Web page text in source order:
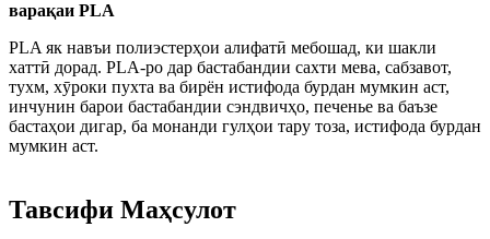
варақаи PLA
PLA як навъи полиэстерҳои алифатӣ мебошад, ки шакли
хаттӣ дорад. PLA-ро дар бастабандии сахти мева, сабзавот,
тухм, хӯроки пухта ва бирён истифода бурдан мумкин аст,
инчунин барои бастабандии сэндвичҳо, печенье ва баъзе
бастаҳои дигар, ба монанди гулҳои тару тоза, истифода бурдан
мумкин аст.
Тавсифи Маҳсулот